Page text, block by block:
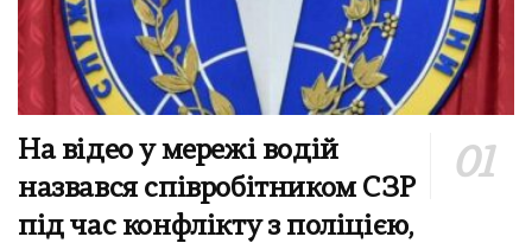
На відео у мережі водій
назвався співробітником СЗР
під час конфлікту з поліцією,